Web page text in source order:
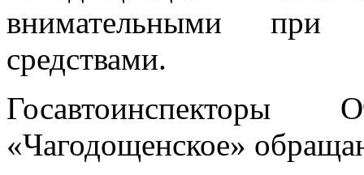
внимательными при
средствами.
«Чагодощенское»